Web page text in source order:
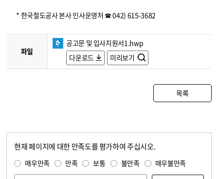
* 한국철도공사 본사 인사운영처 ☎ 042) 615-3682
파일
공고문 및 입사지원서1.hwp
다운로드
미리보기
목록
현재 페이지에 대한 만족도를 평가하여 주십시오.
매우만족 만족 보통 불만족 매우불만족